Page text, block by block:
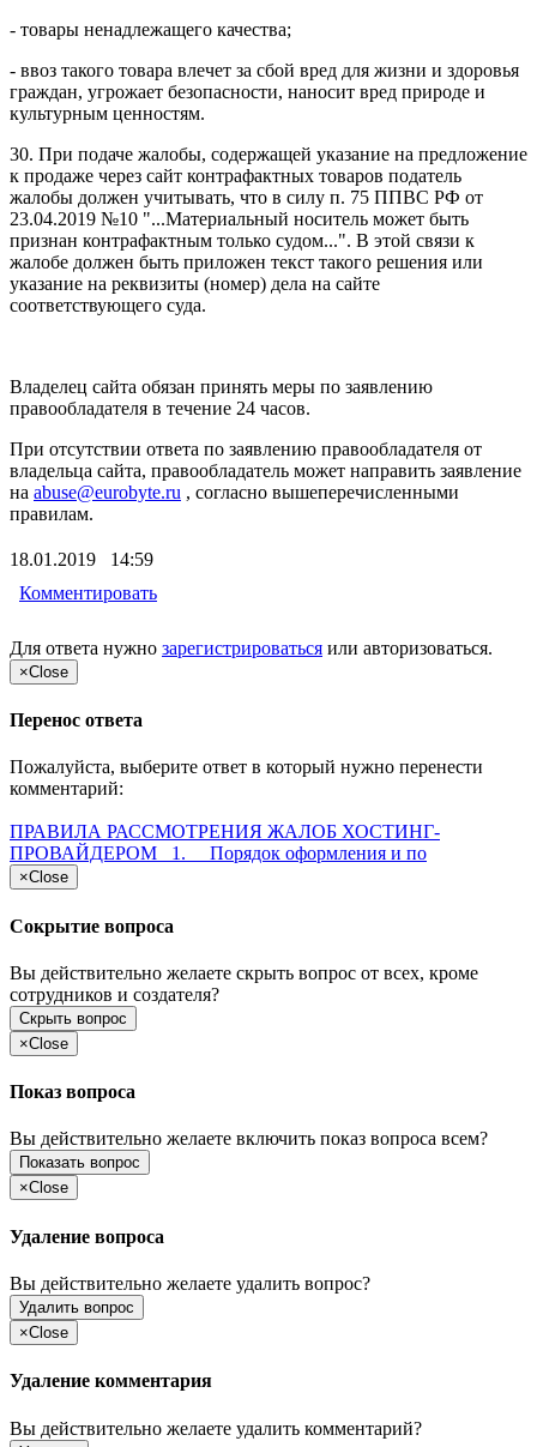
- товары ненадлежащего качества;
- ввоз такого товара влечет за сбой вред для жизни и здоровья
граждан, угрожает безопасности, наносит вред природе и
культурным ценностям.
30. При подаче жалобы, содержащей указание на предложение
к продаже через сайт контрафактных товаров податель
жалобы должен учитывать, что в силу п. 75 ППВС РФ от
23.04.2019 №10 "...Материальный носитель может быть
признан контрафактным только судом...". В этой связи к
жалобе должен быть приложен текст такого решения или
указание на реквизиты (номер) дела на сайте
соответствующего суда.
Владелец сайта обязан принять меры по заявлению
правообладателя в течение 24 часов.
При отсутствии ответа по заявлению правообладателя от
владельца сайта, правообладатель может направить заявление
на abuse@eurobyte.ru , согласно вышеперечисленными
правилам.
18.01.2019 14:59
Комментировать
Для ответа нужно зарегистрироваться или авторизоваться.
×Close
Перенос ответа
Пожалуйста, выберите ответ в который нужно перенести
комментарий:
ПРАВИЛА РАССМОТРЕНИЯ ЖАЛОБ ХОСТИНГ-
ПРОВАЙДЕРОМ 1. Порядок оформления и по
×Close
Сокрытие вопроса
Вы действительно желаете скрыть вопрос от всех, кроме
сотрудников и создателя?
Скрыть вопрос
×Close
Показ вопроса
Вы действительно желаете включить показ вопроса всем?
Показать вопрос
×Close
Удаление вопроса
Вы действительно желаете удалить вопрос?
Удалить вопрос
×Close
Удаление комментария
Вы действительно желаете удалить комментарий?